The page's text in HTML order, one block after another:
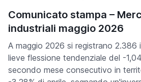
Comunicato stampa –
industriali maggio 2026
A maggio 2026 si registrano 2.386
lieve flessione tendenziale del -
secondo mese consecutivo in